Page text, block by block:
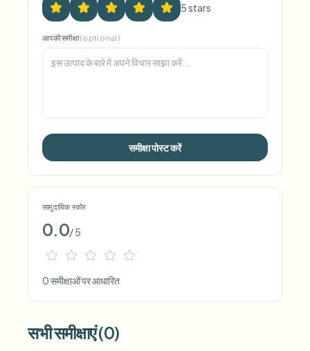
5stars
आपकी समीक्षा(optional)
समीक्षा पोस्ट करें
सामुदायिक स्कोर
0.0/ 5
0 समीक्षाओं पर आधारित
सभी समीक्षाएं (0)